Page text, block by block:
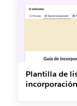
Plantilla de
incorporación